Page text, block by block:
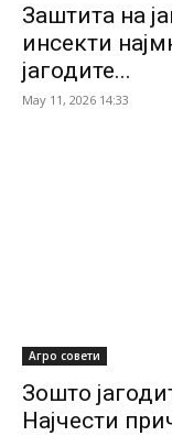
Заштита на
инсекти
јагодите...
May 11, 2026 14:33
Агро совети
Зошто
Најчести